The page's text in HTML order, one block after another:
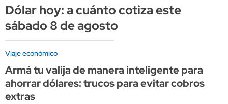
Dólar hoy: a cuánto cotiza este
sábado 8 de agosto
Viaje económico
Armá tu valija de manera inteligente para
ahorrar dólares: trucos para evitar cobros
extras